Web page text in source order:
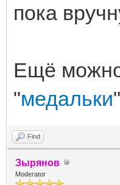
пока
Ещё можно
"медальки
Find
Зырянов
Moderator